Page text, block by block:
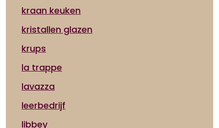
kraan keuken
kristallen glazen
krups
la trappe
lavazza
leerbedrijf
libbey